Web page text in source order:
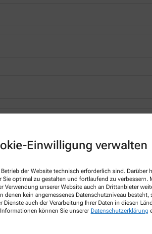
Einwilligung verwalten
der Website technisch erforderlich sind. Darüber
Sie optimal zu gestalten und fortlaufend zu verbessern.
Verwendung unserer Website auch an Drittanbieter
denen kein angemessenes Datenschutzniveau besteht,
auch der Verarbeitung Ihrer Daten in diesen
können Sie unserer Datenschutzerklärung